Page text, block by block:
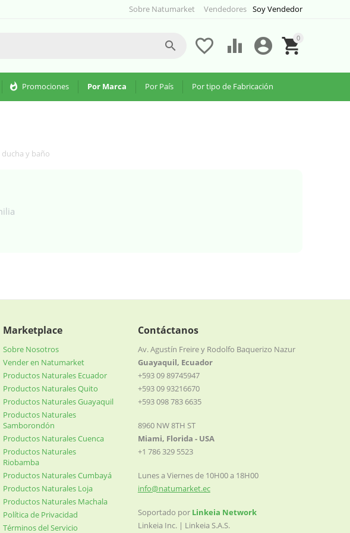
Soy Vendedor
Sobre Natumarket Vendedores
0


 

whatshot Promociones Por Marca Por País Por tipo de Fabricación
y baño
Marketplace
Sobre Nosotros
Vender en Natumarket
Productos Naturales Ecuador
Productos Naturales Quito
Productos Naturales Guayaquil
Productos Naturales
Samborondón
Productos Naturales Cuenca
Productos Naturales
Riobamba
Productos Naturales Cumbayá
Productos Naturales Loja
Productos Naturales Machala
Política de Privacidad
Términos del Servicio
Contáctanos
Av. Agustín Freire y Rodolfo Baquerizo Nazur
Guayaquil, Ecuador
+593 09 89745947
+593 09 93216670
+593 098 783 6635
8960 NW 8TH ST
Miami, Florida - USA
+1 786 329 5523
Lunes a Viernes de 10H00 a 18H00
info@natumarket.ec
Soportado por Linkeia Network
Linkeia Inc. | Linkeia S.A.S.